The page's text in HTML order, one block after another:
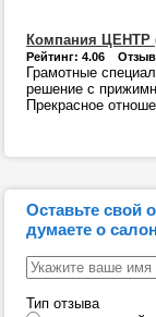
Компания ЦЕНТР
Рейтинг: 4.06
Грамотные
решение с
Прекрасное
Оставьте свой
думаете о
Тип отзыва